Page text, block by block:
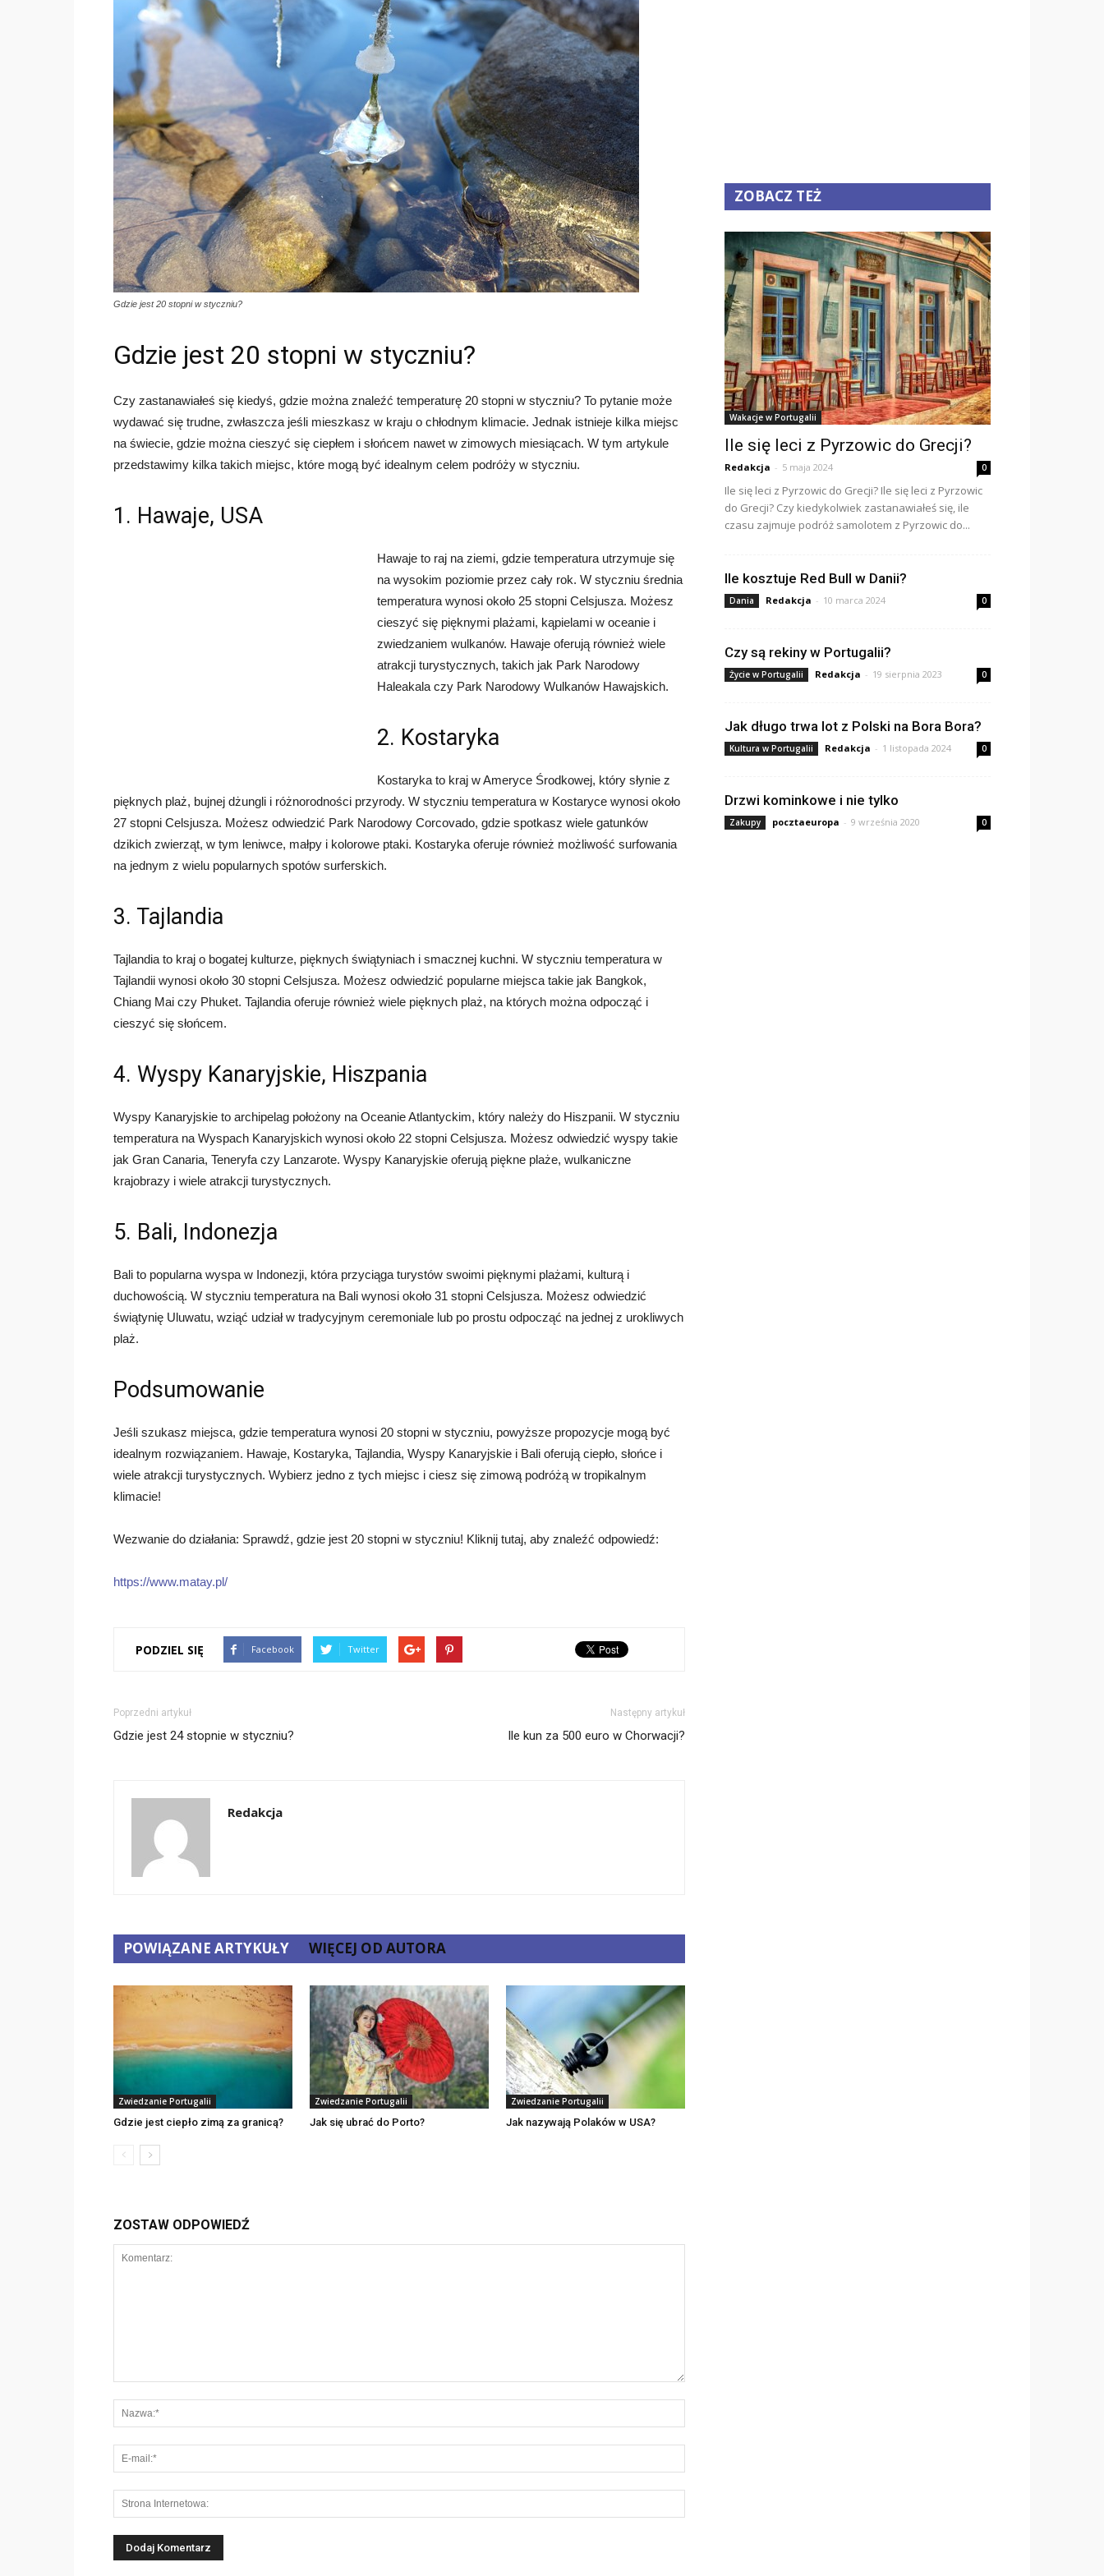
Gdzie jest 20 stopni w styczniu?
Gdzie jest 20 stopni w styczniu?
Czy zastanawiałeś się kiedyś, gdzie można znaleźć temperaturę 20 stopni w styczniu? To pytanie może
wydawać się trudne, zwłaszcza jeśli mieszkasz w kraju o chłodnym klimacie. Jednak istnieje kilka miejsc
na świecie, gdzie można cieszyć się ciepłem i słońcem nawet w zimowych miesiącach. W tym artykule
przedstawimy kilka takich miejsc, które mogą być idealnym celem podróży w styczniu.
1. Hawaje, USA
Hawaje to raj na ziemi, gdzie temperatura utrzymuje się
na wysokim poziomie przez cały rok. W styczniu średnia
temperatura wynosi około 25 stopni Celsjusza. Możesz
cieszyć się pięknymi plażami, kąpielami w oceanie i
zwiedzaniem wulkanów. Hawaje oferują również wiele
atrakcji turystycznych, takich jak Park Narodowy
Haleakala czy Park Narodowy Wulkanów Hawajskich.
2. Kostaryka
Kostaryka to kraj w Ameryce Środkowej, który słynie z
pięknych plaż, bujnej dżungli i różnorodności przyrody. W styczniu temperatura w Kostaryce wynosi około
27 stopni Celsjusza. Możesz odwiedzić Park Narodowy Corcovado, gdzie spotkasz wiele gatunków
dzikich zwierząt, w tym leniwce, małpy i kolorowe ptaki. Kostaryka oferuje również możliwość surfowania
na jednym z wielu popularnych spotów surferskich.
3. Tajlandia
Tajlandia to kraj o bogatej kulturze, pięknych świątyniach i smacznej kuchni. W styczniu temperatura w
Tajlandii wynosi około 30 stopni Celsjusza. Możesz odwiedzić popularne miejsca takie jak Bangkok,
Chiang Mai czy Phuket. Tajlandia oferuje również wiele pięknych plaż, na których można odpocząć i
cieszyć się słońcem.
4. Wyspy Kanaryjskie, Hiszpania
Wyspy Kanaryjskie to archipelag położony na Oceanie Atlantyckim, który należy do Hiszpanii. W styczniu
temperatura na Wyspach Kanaryjskich wynosi około 22 stopni Celsjusza. Możesz odwiedzić wyspy takie
jak Gran Canaria, Teneryfa czy Lanzarote. Wyspy Kanaryjskie oferują piękne plaże, wulkaniczne
krajobrazy i wiele atrakcji turystycznych.
5. Bali, Indonezja
Bali to popularna wyspa w Indonezji, która przyciąga turystów swoimi pięknymi plażami, kulturą i
duchowością. W styczniu temperatura na Bali wynosi około 31 stopni Celsjusza. Możesz odwiedzić
świątynię Uluwatu, wziąć udział w tradycyjnym ceremoniale lub po prostu odpocząć na jednej z urokliwych
plaż.
Podsumowanie
Jeśli szukasz miejsca, gdzie temperatura wynosi 20 stopni w styczniu, powyższe propozycje mogą być
idealnym rozwiązaniem. Hawaje, Kostaryka, Tajlandia, Wyspy Kanaryjskie i Bali oferują ciepło, słońce i
wiele atrakcji turystycznych. Wybierz jedno z tych miejsc i ciesz się zimową podróżą w tropikalnym
klimacie!
Wezwanie do działania: Sprawdź, gdzie jest 20 stopni w styczniu! Kliknij tutaj, aby znaleźć odpowiedź:
https://www.matay.pl/
PODZIEL SIĘ Facebook Twitter
Poprzedni artykuł
Gdzie jest 24 stopnie w styczniu?
Następny artykuł
Ile kun za 500 euro w Chorwacji?
Redakcja
POWIĄZANE ARTYKUŁY WIĘCEJ OD AUTORA
Zwiedzanie Portugalii
Gdzie jest ciepło zimą za granicą?
Zwiedzanie Portugalii
Jak się ubrać do Porto?
Zwiedzanie Portugalii
Jak nazywają Polaków w USA?
ZOSTAW ODPOWIEDŹ
ZOBACZ TEŻ
Wakacje w Portugalii
Ile się leci z Pyrzowic do Grecji?
Redakcja - 5 maja 2024 0
Ile się leci z Pyrzowic do Grecji? Ile się leci z Pyrzowic
do Grecji? Czy kiedykolwiek zastanawiałeś się, ile
czasu zajmuje podróż samolotem z Pyrzowic do...
Ile kosztuje Red Bull w Danii?
Dania Redakcja - 10 marca 2024 0
Czy są rekiny w Portugalii?
Życie w Portugalii Redakcja - 19 sierpnia 2023 0
Jak długo trwa lot z Polski na Bora Bora?
Kultura w Portugalii Redakcja - 1 listopada 2024 0
Drzwi kominkowe i nie tylko
Zakupy pocztaeuropa - 9 września 2020 0